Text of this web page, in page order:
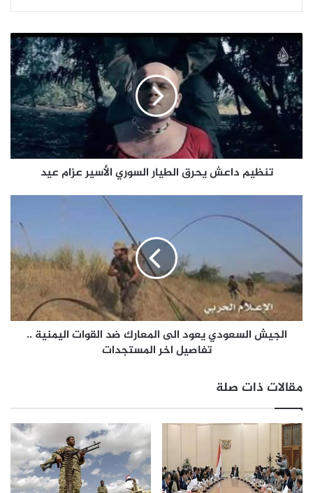
تنظيم داعش يحرق الطيار السوري الأسير عزام عيد
الجيش السعودي يعود الى المعارك ضد القوات اليمنية ..
تفاصيل اخر المستجدات
مقالات ذات صلة